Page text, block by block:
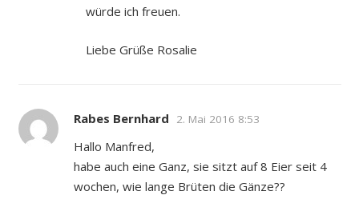
würde ich freuen.
Liebe Grüße Rosalie
Rabes Bernhard 2. Mai 2016 8:53
Hallo Manfred,
habe auch eine Ganz, sie sitzt auf 8 Eier seit 4
wochen, wie lange Brüten die Gänze??